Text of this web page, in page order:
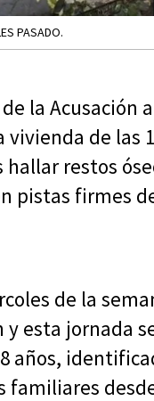
PASADO.
la Acusación
de las
restos
pistas firmes
de la
esta jornada
años,
familiares